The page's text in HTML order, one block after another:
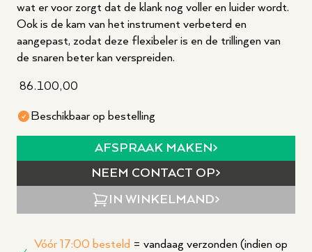
wat er voor zorgt dat de klank nog voller en luider wordt.
Ook is de kam van het instrument verbeterd en
aangepast, zodat deze flexibeler is en de trillingen van
de snaren beter kan verspreiden.
86.100,00
Beschikbaar op bestelling
AFSPRAAK MAKEN
NEEM CONTACT OP
IN WINKELMAND
Vóór 17:00 besteld = vandaag verzonden (indien op